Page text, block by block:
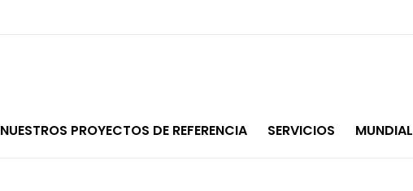
NUESTROS PROYECTOS DE REFERENCIA SERVICIOS MUNDIAL